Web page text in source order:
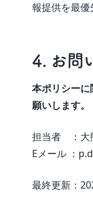
報提供を最優
4. お問
本ポリシー
願いします。
担当者 ：大
Eメール ：
最終更新：